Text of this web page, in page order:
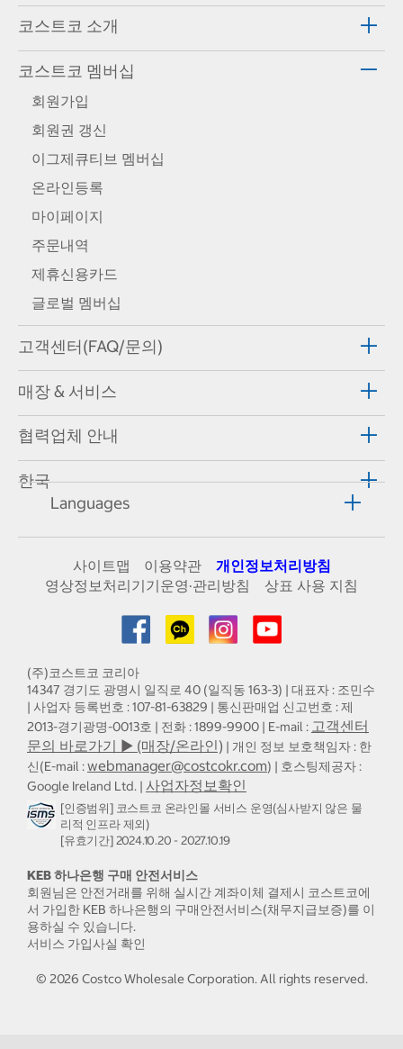
코스트코 소개
코스트코 멤버십
회원가입
회원권 갱신
이그제큐티브 멤버십
온라인등록
마이페이지
주문내역
제휴신용카드
글로벌 멤버십
고객센터(FAQ/문의)
매장 & 서비스
협력업체 안내
한국
Languages
사이트맵 이용약관
개인정보처리방침
영상정보처리기기운영·관리방침
상표 사용 지침
(주)코스트코 코리아
14347 경기도 광명시 일직로 40 (일직동 163-3) | 대표자 : 조민수
| 사업자 등록번호 : 107-81-63829 | 통신판매업 신고번호 : 제
2013-경기광명-0013호 | 전화 : 1899-9900 | E-mail : 고객센터
문의 바로가기 ▶ (매장/온라인) | 개인 정보 보호책임자 : 한
신(E-mail :webmanager@costcokr.com) | 호스팅제공자 :
Google Ireland Ltd. | 사업자정보확인
[인증범위] 코스트코 온라인몰 서비스 운영(심사받지 않은 물
리적 인프라 제외)
[유효기간] 2024.10.20 - 2027.10.19
KEB 하나은행 구매 안전서비스
회원님은 안전거래를 위해 실시간 계좌이체 결제시 코스트코에
서 가입한 KEB 하나은행의 구매안전서비스(채무지급보증)를 이
용하실 수 있습니다.
서비스 가입사실 확인
© 2026 Costco Wholesale Corporation.All rights reserved.